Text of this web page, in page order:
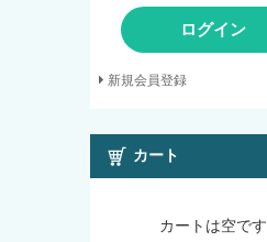
ログイン
新規会員登録
カート
カートは空です